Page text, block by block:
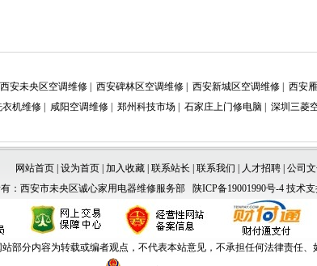
西安未央区空调维修 西安碑林区空调维修 西安新城区空调维修 西安
衣机维修 咸阳空调维修 郑州科技市场 石家庄上门修电脑 深圳三菱
网站首页| 设为首页| 加入收藏| 联系站长 联系我们 人才招聘| 公司
：西安市未央区诚心家用电器维修服务部
陕ICP备19001990号-4技术支
部分内容为转载或编者观点，不代表本站意见，不承担任何法律责任、